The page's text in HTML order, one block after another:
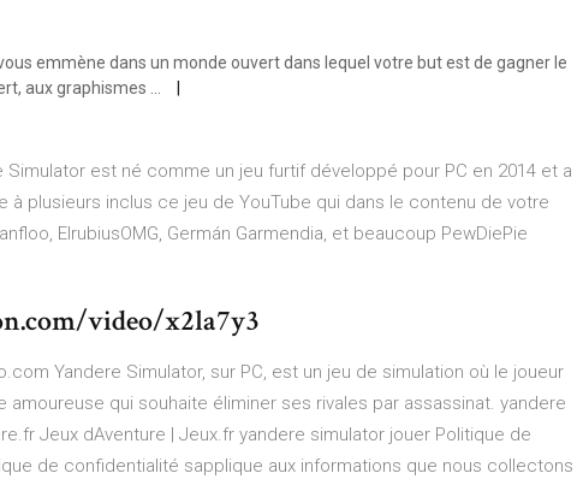
emmène dans un monde ouvert dans lequel votre but est de gagner le
aux graphismes ...
Simulator est né comme un jeu furtif développé pour PC en 2014 et a
à plusieurs inclus ce jeu de YouTube qui dans le contenu de votre
ElrubiusOMG, Germán Garmendia, et beaucoup PewDiePie
video/x2la7y3
Yandere Simulator, sur PC, est un jeu de simulation où le joueur
amoureuse qui souhaite éliminer ses rivales par assassinat. yandere
Jeux dAventure | Jeux.fr yandere simulator jouer Politique de
de confidentialité sapplique aux informations que nous collectons